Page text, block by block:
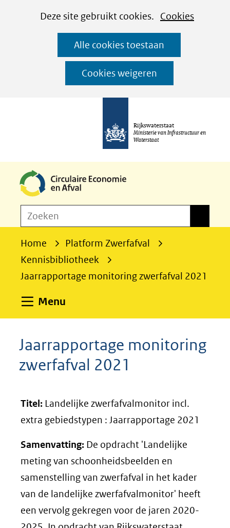
CookiesDeze site gebruikt cookies. Cookies
worden
toegestaan
geweigerd.
Alle cookies toestaan
Cookies weigeren
Ga
naar
de
inhoud
Rijkswaterstaat
Ministerie van Infrastructuur en
Waterstaat
o
Zoeken
Home
Platform Zwerfafval
Kennisbibliotheek
Jaarrapportage monitoring zwerfafval 2021
Menu
Jaarrapportage monitoring
zwerfafval 2021
Titel: Landelijke zwerfafvalmonitor incl.
extra gebiedstypen : Jaarrapportage 2021
Samenvatting: De opdracht 'Landelijke
meting van schoonheidsbeelden en
samenstelling van zwerfafval in het kader
van de landelijke zwerfafvalmonitor' heeft
een vervolg gekregen voor de jaren 2020-